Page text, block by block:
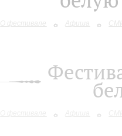
О фестивале Афиша